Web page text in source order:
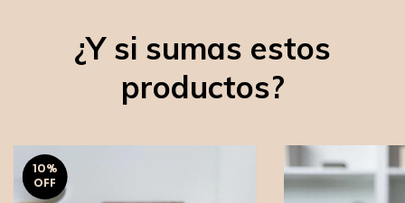
¿Y si sumas estos
productos?
10%
OFF